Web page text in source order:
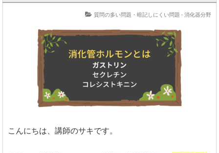
質問の多い問題・暗記しにくい問題 - 消化器分野
こんにちは、講師のサキです。